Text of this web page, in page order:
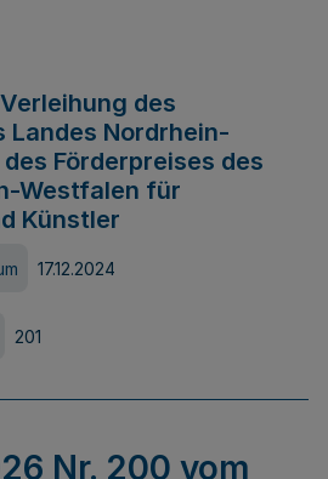
des
Landes Nordrhein-
Förderpreises des
Westfalen für
Künstler
17.12.2024
201
Nr. 200 vom